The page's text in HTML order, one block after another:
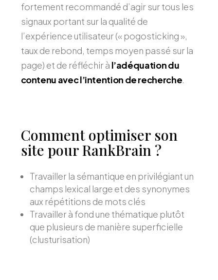
fortement recommandé d’agir sur tous les
signaux portant sur la qualité de
l’expérience utilisateur (« pogosticking »,
taux de rebond, temps moyen passé sur la
page) et de réfléchir à l’adéquation du
contenu avec l’intention de recherche.
Comment optimiser son
site pour RankBrain ?
Travailler la sémantique en privilégiant un
champs lexical large et des synonymes
aux répétitions de mots clés
Travailler à fond une thématique plutôt
que plusieurs de manière superficielle
(clusturisation)